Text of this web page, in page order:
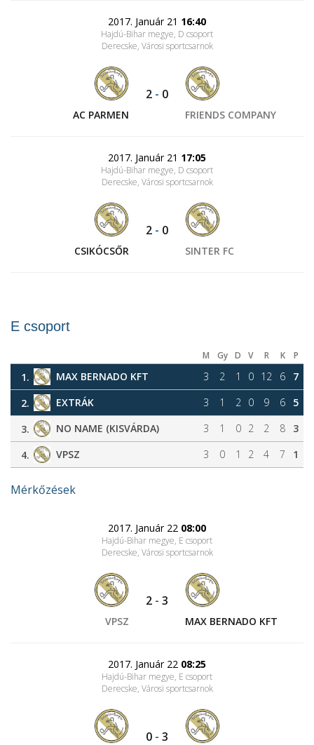
2017. Január 21 16:40
Hajdú-Bihar megye, D csoport
Derecske, Városi sportcsarnok
AC PARMEN
2 - 0
FRIENDS COMPANY
2017. Január 21 17:05
Hajdú-Bihar megye, D csoport
Derecske, Városi sportcsarnok
CSIKÓCSŐR
2 - 0
SINTER FC
E csoport
M Gy D V R K P
1. MAX BERNADO KFT 3 2 1 0 12 6
7
2.
EXTRÁK 3 1 2 0 9 6
5
3.
NO NAME (KISVÁRDA) 3 1 0 2 2 8
3
4.
VPSZ 3 0 1 2 4 7 1
Mérkőzések
2017. Január 22 08:00
Hajdú-Bihar megye, E csoport
Derecske, Városi sportcsarnok
VPSZ
2 - 3
MAX BERNADO KFT
2017. Január 22 08:25
Hajdú-Bihar megye, E csoport
Derecske, Városi sportcsarnok
0 - 3